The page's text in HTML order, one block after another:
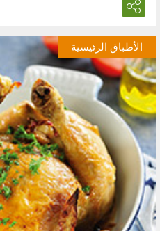
الأطباق الرئيسية